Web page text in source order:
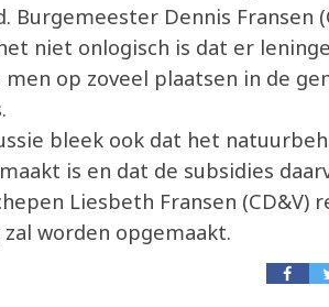
Burgemeester Dennis Fransen
niet onlogisch is dat er
men op zoveel plaatsen in de
bleek ook dat het
is en dat de subsidies
Liesbeth Fransen (CD&V)
worden opgemaakt.